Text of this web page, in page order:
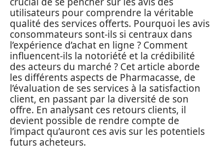
utilisateurs pour comprendre la véritable
qualité des services offerts. Pourquoi les avis
consommateurs sont-ils si centraux dans
l’expérience d’achat en ligne ? Comment
influencent-ils la notoriété et la crédibilité
des acteurs du marché ? Cet article aborde
les différents aspects de Pharmacasse, de
l’évaluation de ses services à la satisfaction
client, en passant par la diversité de son
offre. En analysant ces retours clients, il
devient possible de rendre compte de
l’impact qu’auront ces avis sur les potentiels
futurs acheteurs.